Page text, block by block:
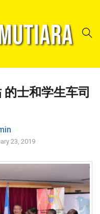
士和学生车司
23, 2019